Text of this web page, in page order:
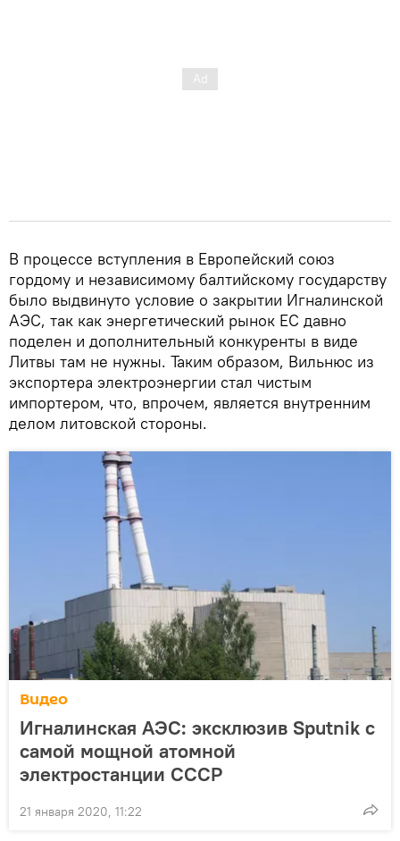
В процессе вступления в Европейский союз
гордому и независимому балтийскому государству
было выдвинуто условие о закрытии Игналинской
АЭС, так как энергетический рынок ЕС давно
поделен и дополнительный конкуренты в виде
Литвы там не нужны. Таким образом, Вильнюс из
экспортера электроэнергии стал чистым
импортером, что, впрочем, является внутренним
делом литовской стороны.
Видео
Игналинская АЭС: эксклюзив Sputnik c
самой мощной атомной
электростанции СССР
21 января 2020, 11:22